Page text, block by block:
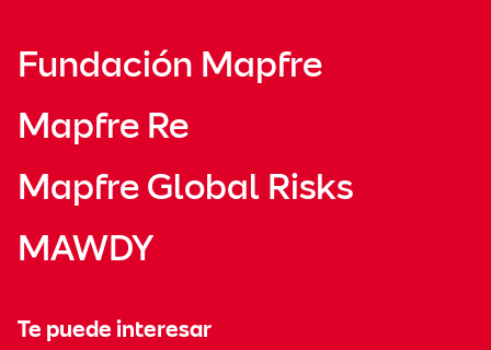
Fundación Mapfre
Mapfre Re
Mapfre Global Risks
MAWDY
Te puede interesar